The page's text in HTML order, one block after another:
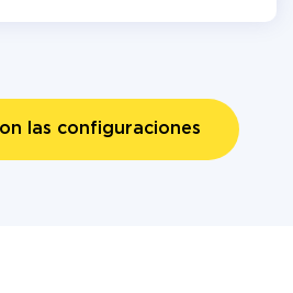
las configuraciones